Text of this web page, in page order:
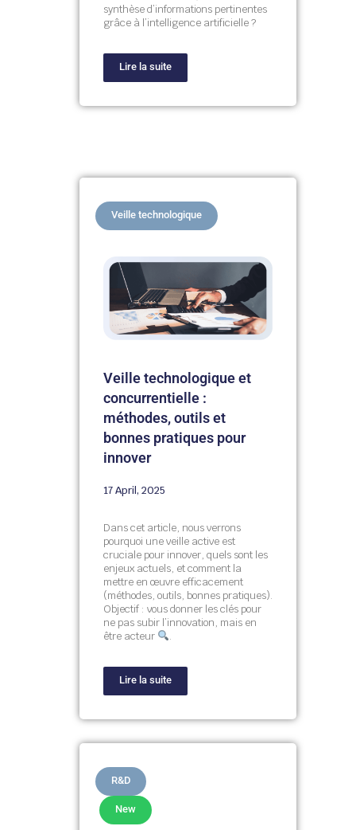
synthèsed’informations pertinentes
grâce à l’intelligence artificielle ?
Lire la suite
Veille technologique
Veille technologique et
concurrentielle :
méthodes, outils et
bonnes pratiques pour
innover
17 April, 2025
Dans cet article, nous verrons
pourquoi une veille active est
cruciale pour innover, quels sont les
enjeux actuels, et comment la
mettre en œuvre efficacement
(méthodes, outils, bonnes pratiques).
Objectif : vous donner les clés pour
ne pas subir l’innovation, mais en
être acteur
.
Lire la suite
R&D
New